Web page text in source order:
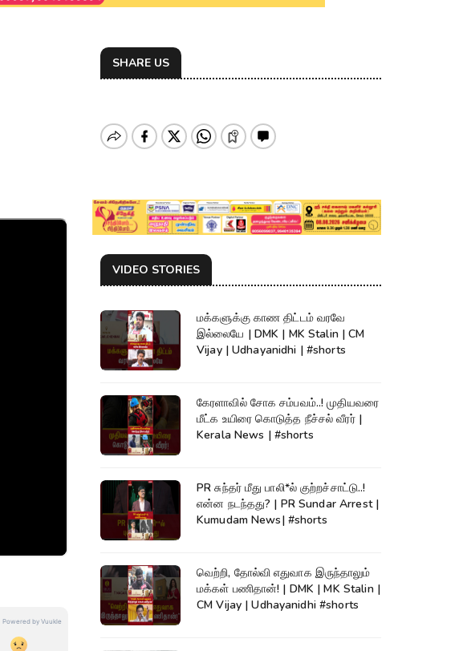
SHARE US
VIDEO STORIES
மக்களுக்கு காண திட்டம் வரவே
இல்லையே | DMK | MK Stalin | CM
Vijay | Udhayanidhi | #shorts
கேரளாவில் சோக சம்பவம்..! முதியவரை
மீட்க உயிரை கொடுத்த நீச்சல் வீரர் |
Kerala News | #shorts
PR சுந்தர் மீது பாலி*ல் குற்றச்சாட்டு..!
என்ன நடந்தது? | PR Sundar Arrest |
Kumudam News| #shorts
வெற்றி, தோல்வி எதுவாக இருந்தாலும்
மக்கள் பணிதான்! | DMK | MK Stalin |
CM Vijay | Udhayanidhi #shorts